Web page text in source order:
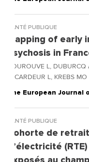
SANTÉ PUBLIQUE
Mapping of
psychosis in
COUROUVE L,
LECARDEUR L, KREBS MO
The European Journal
SANTÉ PUBLIQUE
Cohorte de
d’électricité